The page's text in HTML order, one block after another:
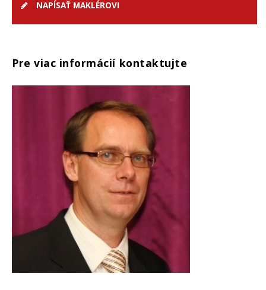
NAPÍSAŤ MAKLÉROVI
Pre viac informácií kontaktujte